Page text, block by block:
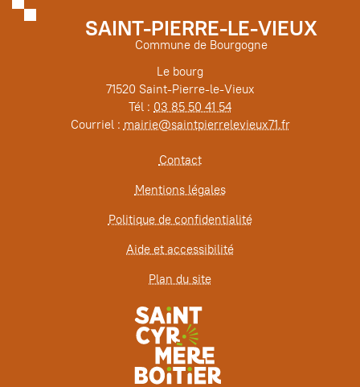
SAINT-PIERRE-LE-VIEUX
Commune de Bourgogne
Le bourg
71520 Saint-Pierre-le-Vieux
Tél : 03 85 50 41 54
Courriel : mairie@saintpierrelevieux71.fr
Contact
Mentions légales
Politique de confidentialité
Aide et accessibilité
Plan du site